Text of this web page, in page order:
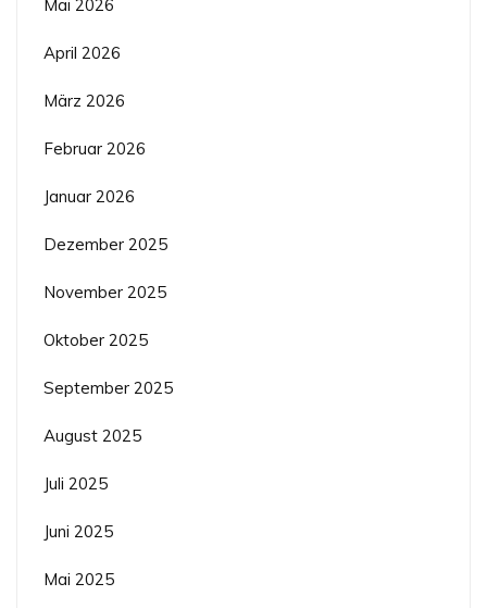
Mai 2026
April 2026
März 2026
Februar 2026
Januar 2026
Dezember 2025
November 2025
Oktober 2025
September 2025
August 2025
Juli 2025
Juni 2025
Mai 2025